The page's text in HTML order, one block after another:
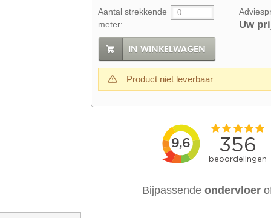
Aantal strekkende
meter:
Uw
IN WINKELWAGEN
Product niet leverbaar
Bijpassendeondervloer